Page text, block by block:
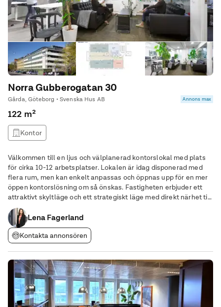
Norra Gubberogatan 30
Gårda, Göteborg • Svenska Hus AB Annons max
122 m²
Kontor
Välkommen till en ljus och välplanerad kontorslokal med plats
för cirka 10-12 arbetsplatser. Lokalen är idag disponerad med
flera rum, men kan enkelt anpassas och öppnas upp för en mer
öppen kontorslösning om så önskas. Fastigheten erbjuder ett
attraktivt skyltläge och ett strategiskt läge med direkt närhet till
E6, E20 och Riksväg 40, samtidigt som Göteborgs centrum nås
på bara några minuter.
Lena Fagerland
Kontakta annonsören